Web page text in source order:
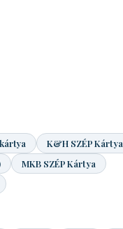
K&H SZÉP Kártya
MKB SZÉP Kártya